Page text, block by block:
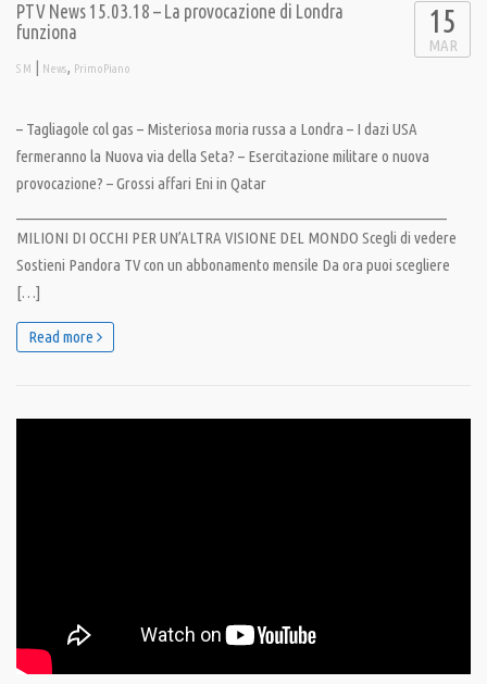
PTV News 15.03.18 – La provocazione di Londra
funziona
S M | News, PrimoPiano
15
MAR
– Tagliagole col gas – Misteriosa moria russa a Londra – I dazi USA
fermeranno la Nuova via della Seta? – Esercitazione militare o nuova
provocazione? – Grossi affari Eni in Qatar
MILIONI DI OCCHI PER UN’ALTRA VISIONE DEL MONDO Scegli di vedere
Sostieni Pandora TV con un abbonamento mensile Da ora puoi scegliere
[…]
Read more